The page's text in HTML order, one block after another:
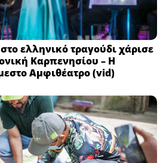
ελληνικό τραγούδι χάρισε
Καρπενησίου – Η
Αμφιθέατρο (vid)